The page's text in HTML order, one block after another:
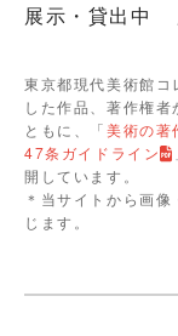
展示・貸出中
東京都現代美術館コ
した作品、著作権
ともに、「美術の著
47条ガイドライン
開しています。
＊当サイトから画
じます。